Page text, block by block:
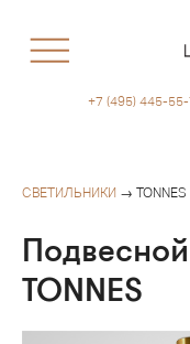
+7 (495) 445-
СВЕТИЛЬНИКИ → TONNES
TONNES